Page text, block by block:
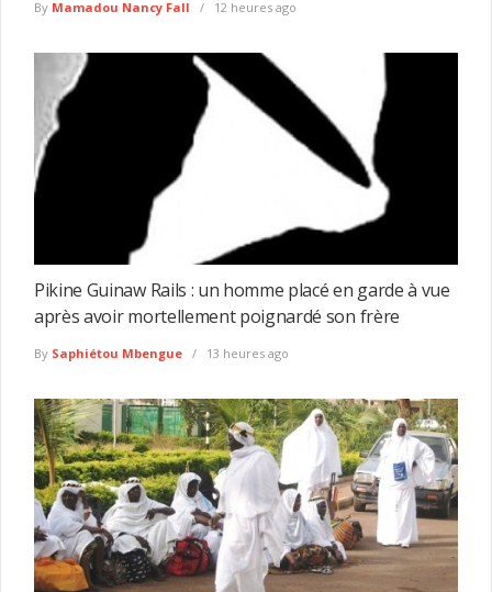
By Mamadou Nancy Fall 12 heures ago
Pikine Guinaw Rails : un homme placé en garde à vue
après avoir mortellement poignardé son frère
By Saphiétou Mbengue 13 heures ago